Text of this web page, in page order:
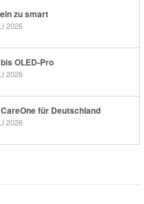
zu smart
2026
OLED-Pro
2026
für Deutschland
2026